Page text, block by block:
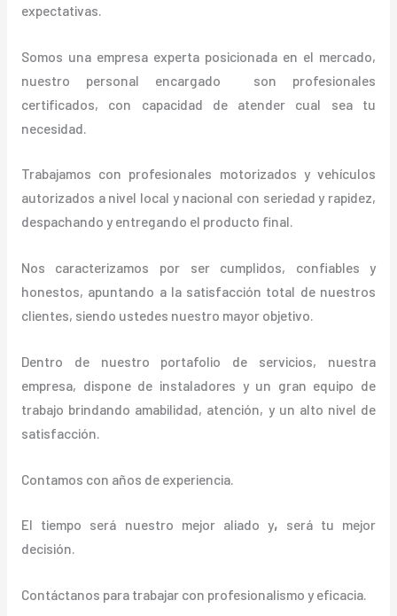
expectativas.
Somos una empresa experta posicionada en el mercado,
nuestro personal encargado son profesionales
certificados, con capacidad de atender cual sea tu
necesidad.
Trabajamos con profesionales motorizados y vehículos
autorizados a nivel local y nacional con seriedad y rapidez,
despachando y entregando el producto final.
Nos caracterizamos por ser cumplidos, confiables y
honestos, apuntando a la satisfacción total de nuestros
clientes, siendo ustedes nuestro mayor objetivo.
Dentro de nuestro portafolio de servicios, nuestra
empresa, dispone de instaladores y un gran equipo de
trabajo brindando amabilidad, atención, y un alto nivel de
satisfacción.
Contamos con años de experiencia.
El tiempo será nuestro mejor aliado y, será tu mejor
decisión.
Contáctanos para trabajar con profesionalismo y eficacia.